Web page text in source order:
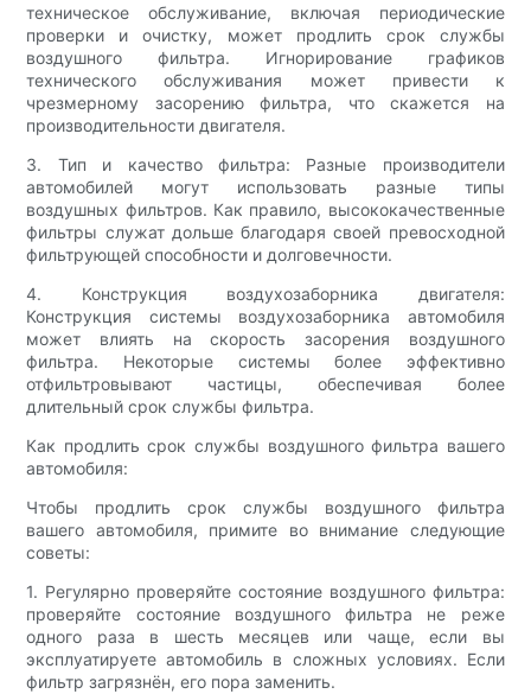
техническое обслуживание, включая периодические
проверки и очистку, может продлить срок службы
воздушного фильтра. Игнорирование графиков
технического обслуживания может привести к
чрезмерному засорению фильтра, что скажется на
производительности двигателя.
3. Тип и качество фильтра: Разные производители
автомобилей могут использовать разные типы
воздушных фильтров. Как правило, высококачественные
фильтры служат дольше благодаря своей превосходной
фильтрующей способности и долговечности.
4. Конструкция воздухозаборника двигателя:
Конструкция системы воздухозаборника автомобиля
может влиять на скорость засорения воздушного
фильтра. Некоторые системы более эффективно
отфильтровывают частицы, обеспечивая более
длительный срок службы фильтра.
Как продлить срок службы воздушного фильтра вашего
автомобиля:
Чтобы продлить срок службы воздушного фильтра
вашего автомобиля, примите во внимание следующие
советы:
1. Регулярно проверяйте состояние воздушного фильтра:
проверяйте состояние воздушного фильтра не реже
одного раза в шесть месяцев или чаще, если вы
эксплуатируете автомобиль в сложных условиях. Если
фильтр загрязнён, его пора заменить.